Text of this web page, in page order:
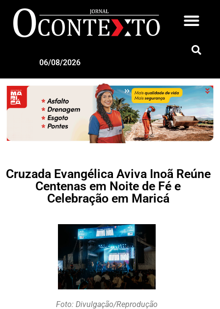
06/08/2026
Cruzada Evangélica Aviva Inoã Reúne
Centenas em Noite de Fé e
Celebração em Maricá
Foto: Divulgação/Reprodução